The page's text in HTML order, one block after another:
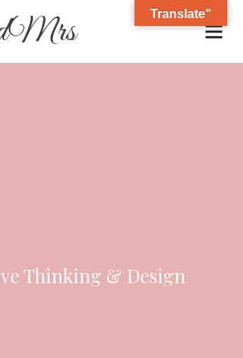
Thinking & Design
Translate"